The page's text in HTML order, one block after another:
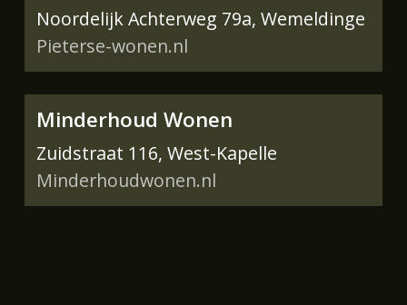
Noordelijk Achterweg 79a, Wemeldinge
Pieterse-wonen.nl
Minderhoud Wonen
Zuidstraat 116, West-Kapelle
Minderhoudwonen.nl